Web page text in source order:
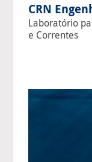
CRN
Laboratório
e Correntes